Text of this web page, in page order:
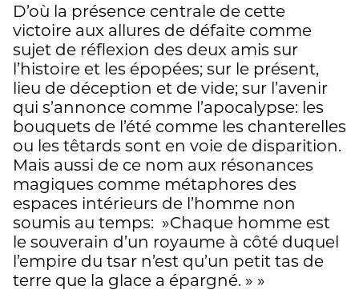
D’où la présence centrale de cette
victoire aux allures de défaite comme
sujet de réflexion des deux amis sur
l’histoire et les épopées; sur le présent,
lieu de déception et de vide; sur l’avenir
qui s’annonce comme l’apocalypse: les
bouquets de l’été comme les chanterelles
ou les têtards sont en voie de disparition.
Mais aussi de ce nom aux résonances
magiques comme métaphores des
espaces intérieurs de l’homme non
soumis au temps: »Chaque homme est
le souverain d’un royaume à côté duquel
l’empire du tsar n’est qu’un petit tas de
terre que la glace a épargné. » »